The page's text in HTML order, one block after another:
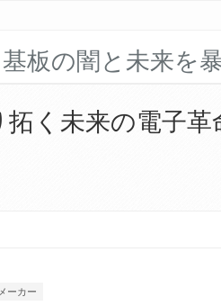
板の闇と未来を
く未来の電子
メーカー